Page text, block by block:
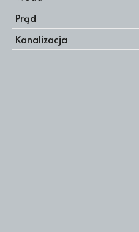
Prąd
Kanalizacja